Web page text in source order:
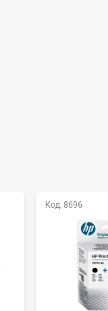
Код: 8696